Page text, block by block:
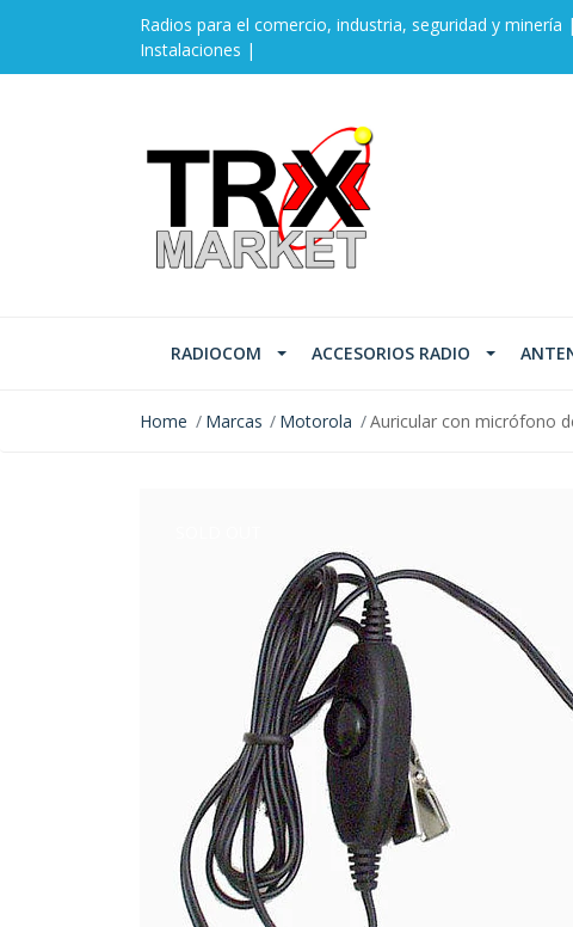
Radios para el comercio, industria, seguridad y
Instalaciones |
RADIOCOM ACCESORIOS RADIO
Home Marcas Motorola Auricular con micrófono